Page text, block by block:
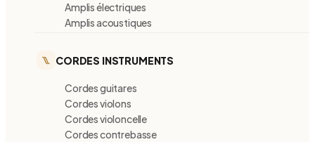
Amplis électriques
Amplis acoustiques
CORDES INSTRUMENTS
Cordes guitares
Cordes violons
Cordes violoncelle
Cordes contrebasse